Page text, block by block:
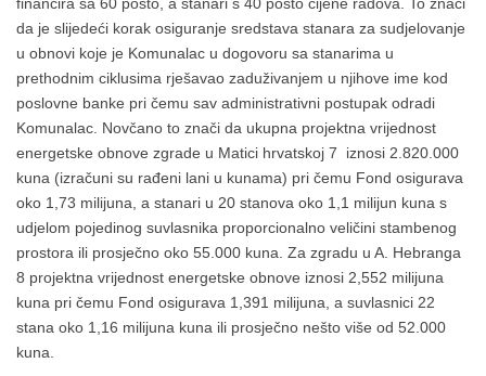
da je slijedeći korak osiguranje sredstava stanara za sudjelovanje
u obnovi koje je Komunalac u dogovoru sa stanarima u
prethodnim ciklusima rješavao zaduživanjem u njihove ime kod
poslovne banke pri čemu sav administrativni postupak odradi
Komunalac. Novčano to znači da ukupna projektna vrijednost
energetske obnove zgrade u Matici hrvatskoj 7 iznosi 2.820.000
kuna (izračuni su rađeni lani u kunama) pri čemu Fond osigurava
oko 1,73 milijuna, a stanari u 20 stanova oko 1,1 milijun kuna s
udjelom pojedinog suvlasnika proporcionalno veličini stambenog
prostora ili prosječno oko 55.000 kuna. Za zgradu u A. Hebranga
8 projektna vrijednost energetske obnove iznosi 2,552 milijuna
kuna pri čemu Fond osigurava 1,391 milijuna, a suvlasnici 22
stana oko 1,16 milijuna kuna ili prosječno nešto više od 52.000
kuna.